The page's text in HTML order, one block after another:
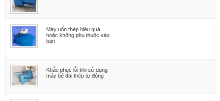
Máy uốn thép hiệu quả
hoặc không phụ thuộc vào
bạn
Khắc phục lỗi khi sử dụng
máy bẻ đai thép tự động